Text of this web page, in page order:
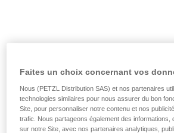
Faites un choix concernant vos
Nous (PETZL Distribution SAS) et nos partenaires
technologies similaires pour nous assurer du bon
Site, pour personnaliser notre contenu et nos
trafic. Nous partageons également des informations,
sur notre Site, avec nos partenaires analytiques,